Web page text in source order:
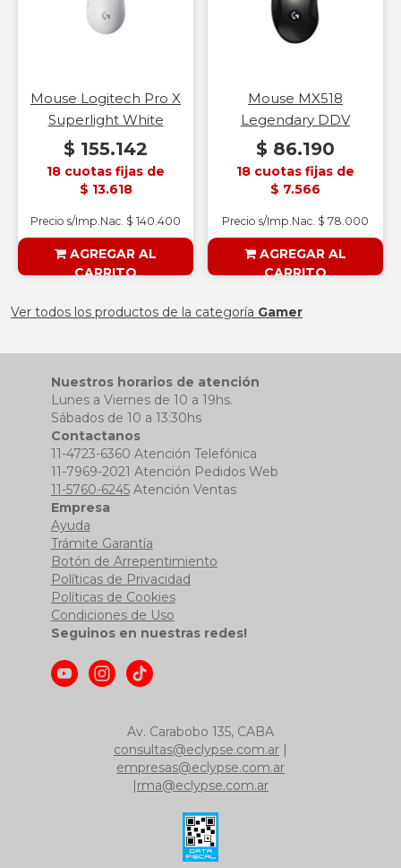
Mouse Logitech Pro X
Superlight White
$ 155.142
18 cuotas fijas de
$ 13.618
Precio s/Imp.Nac. $ 140.400
AGREGAR AL
CARRITO
Mouse MX518
Legendary DDV
$ 86.190
18 cuotas fijas de
$ 7.566
Precio s/Imp.Nac. $ 78.000
AGREGAR AL
CARRITO
Ver todos los productos de la categoría Gamer
Nuestros horarios de atención
Lunes a Viernes de 10 a 19hs.
Sábados de 10 a 13:30hs
Contactanos
11-4723-6360 Atención Telefónica
11-7969-2021 Atención Pedidos Web
11-5760-6245Atención Ventas
Empresa
Ayuda
Trámite Garantía
Botón de Arrepentimiento
Políticas de Privacidad
Políticas de Cookies
Condiciones de Uso
Seguinos en nuestras redes!
Av. Carabobo 135, CABA
consultas@eclypse.com.ar |
empresas@eclypse.com.ar
|rma@eclypse.com.ar